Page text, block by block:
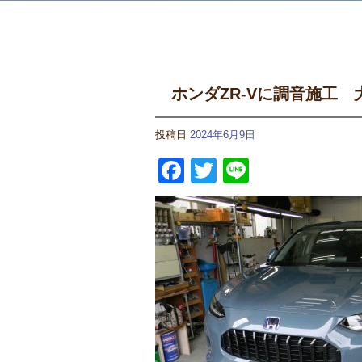
ホンダZR-Vに調音施工
投稿日 2024年6月9日
Facebook
Twitter